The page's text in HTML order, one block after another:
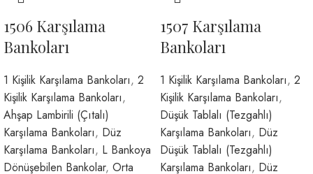
1506 Karşılama
Bankoları
1 Kişilik Karşılama Bankoları, 2
Kişilik Karşılama Bankoları,
Ahşap Lambirili (Çıtalı)
Karşılama Bankoları, Düz
Karşılama Bankoları, L Bankoya
Dönüşebilen Bankolar, Orta
1507 Karşılama
Bankoları
1 Kişilik Karşılama Bankoları, 2
Kişilik Karşılama Bankoları,
Düşük Tablalı (Tezgahlı)
Karşılama Bankoları, Düz
Düşük Tablalı (Tezgahlı)
Karşılama Bankoları, Düz